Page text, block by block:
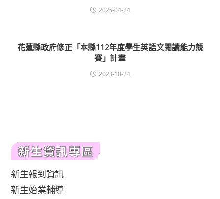
2026-04-24
花蓮縣政府修正「本縣112年度學生英語文閱讀能力競
賽」計畫
2023-10-24
新生報到資訊
新生始業輔導